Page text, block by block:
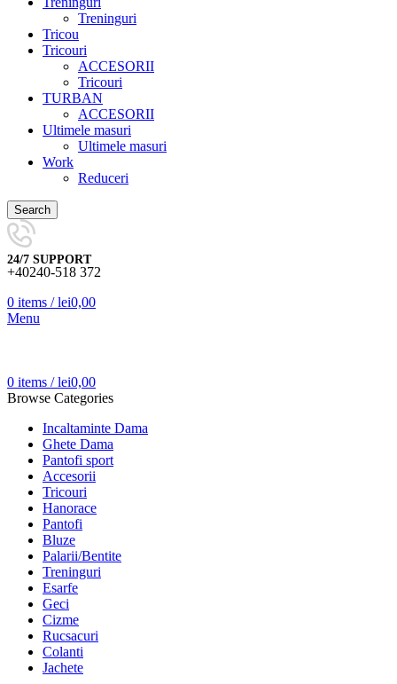
Treninguri
Tricou
Tricouri
ACCESORII
Tricouri
TURBAN
ACCESORII
Ultimele masuri
Ultimele masuri
Work
Reduceri
Search
24/7 SUPPORT
+40240-518 372
0 items / lei0,00
Menu
0 items / lei0,00
Browse Categories
Incaltaminte Dama
Ghete Dama
Pantofi sport
Accesorii
Tricouri
Hanorace
Pantofi
Bluze
Palarii/Bentite
Treninguri
Esarfe
Geci
Cizme
Rucsacuri
Colanti
Jachete